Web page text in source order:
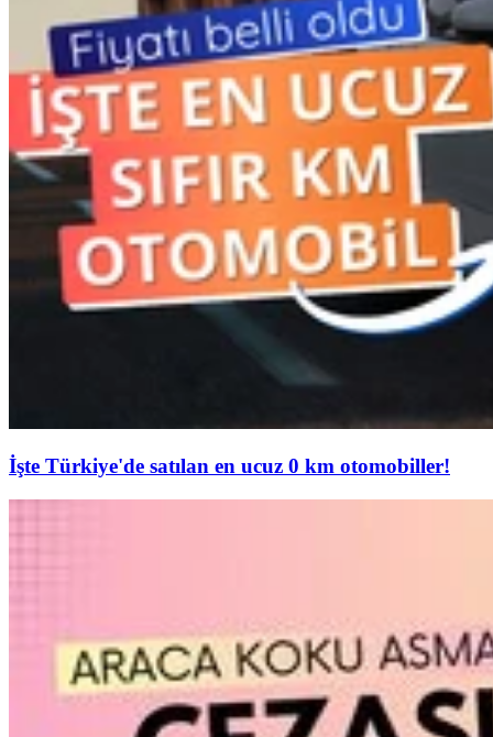
İşte Türkiye'de satılan en ucuz 0 km otomobiller!